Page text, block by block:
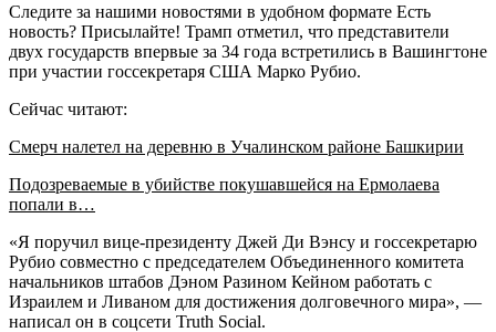
Следите за нашими новостями в удобном формате Есть
новость? Присылайте! Трамп отметил, что представители
двух государств впервые за 34 года встретились в Вашингтоне
при участии госсекретаря США Марко Рубио.
Сейчас читают:
Смерч налетел на деревню в Учалинском районе Башкирии
Подозреваемые в убийстве покушавшейся на Ермолаева
попали в…
«Я поручил вице-президенту Джей Ди Вэнсу и госсекретарю
Рубио совместно с председателем Объединенного комитета
начальников штабов Дэном Разином Кейном работать с
Израилем и Ливаном для достижения долговечного мира», —
написал он в соцсети Truth Social.